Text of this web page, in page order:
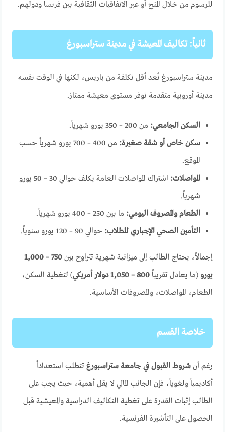
للرسوم من خلال المنح أو عبر الاتفاقيات الثقافية بين فرنسا ودولهم.
ثانياً: تكاليف المعيشة في مدينة ستراسبورغ
مدينة ستراسبورغ تُعد أقل تكلفة من باريس، لكنها في الوقت نفسه
مدينة أوروبية متقدمة توفر مستوى معيشة ممتاز.
السكن الجامعي: من 200 – 350 يورو شهرياً.
سكن خاص أو شقة صغيرة:
من 400 – 700 يورو شهرياً حسب
الموقع.
المواصلات:
اشتراك المواصلات العامة يكلف حوالي 30 – 50 يورو
شهرياً.
الطعام والمصروف اليومي: ما بين 250 – 400 يورو شهرياً.
التأمين الصحي الإجباري للطلاب: حوالي 90 – 120 يورو سنوياً.
إجمالاً، يحتاج الطالب إلى ميزانية شهرية تتراوح بين
750 – 1,000
يورو (ما يعادل تقريباً800 – 1,050 دولار أمريكي
) لتغطية السكن،
الطعام، المواصلات، والمصروفات الأساسية.
خلاصة القسم
رغم أنشروط القبول في جامعة ستراسبورغ تتطلب استعداداً
أكاديمياً ولغوياً، فإن الجانب المالي لا يقل أهمية، حيث يجب على
الطالب إثبات القدرة على تغطية التكاليف الدراسية والمعيشية قبل
الحصول على التأشيرة الفرنسية.